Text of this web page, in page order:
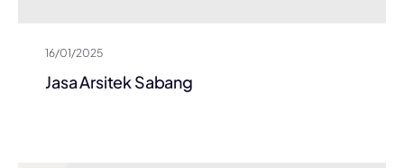
16/01/2025
Jasa Arsitek Sabang